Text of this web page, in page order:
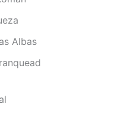
Albas